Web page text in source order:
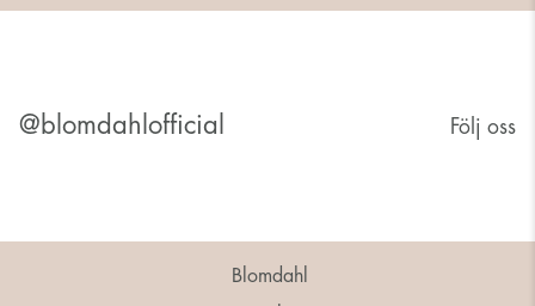
@blomdahlofficial Följ oss
Blomdahl